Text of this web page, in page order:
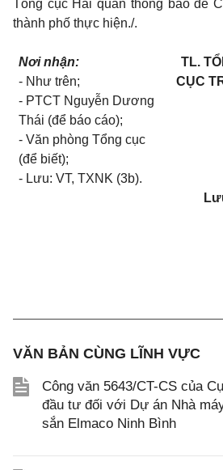
Tổng cục Hải quan thông báo để
thành phố thực hiện./.
Nơi nhận:
- Như trên;
- PTCT Nguyễn Dương
Thái (để báo cáo);
- Văn phòng Tổng cục
(để biết);
- Lưu: VT, TXNK (3b).
TL.
CỤC
VĂN BẢN CÙNG LĨNH VỰC
Công văn 5643/CT-CS của
đầu tư đối với Dự án Nhà
sắn Elmaco Ninh Bình